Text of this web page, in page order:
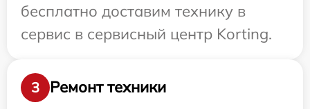
бесплатно доставим технику в
сервис в сервисный центр Korting.
3 Ремонт техники